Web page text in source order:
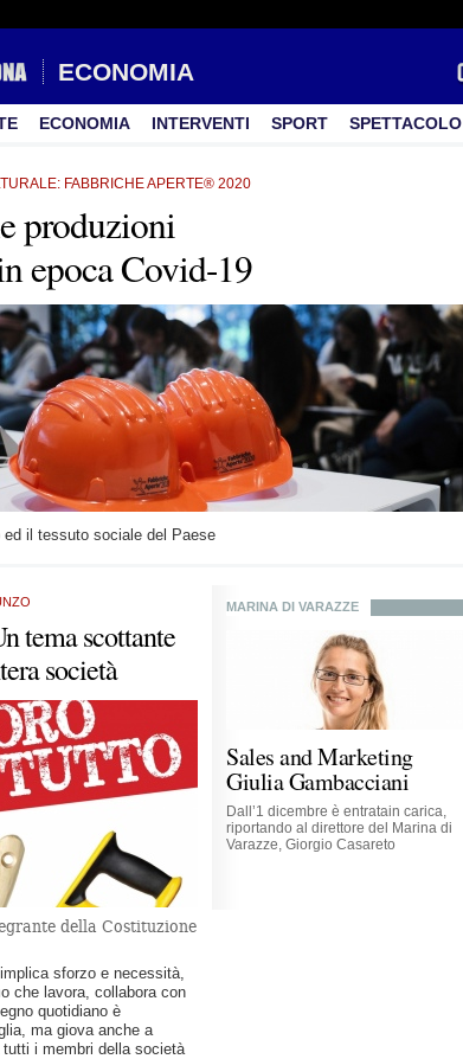
ECONOMIA
ECONOMIA INTERVENTI SPORT SPETTACOLO
FABBRICHE APERTE® 2020
produzioni
epoca Covid-19
il tessuto sociale del Paese
tema scottante
società
della Costituzione
implica sforzo e necessità,
che lavora, collabora con
quotidiano è
ma giova anche a
i membri della società
MARINA DI VARAZZE
Sales and Marketing
Giulia Gambacciani
Dall’1 dicembre è entratain carica,
riportando al direttore del Marina di
Varazze, Giorgio Casareto